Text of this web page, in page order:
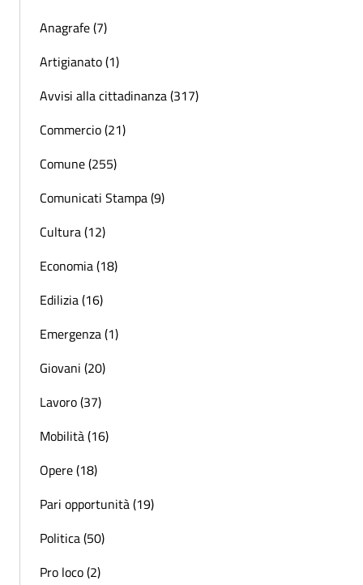
Anagrafe (7)
Artigianato (1)
Avvisi alla cittadinanza (317)
Commercio (21)
Comune (255)
Comunicati Stampa (9)
Cultura (12)
Economia (18)
Edilizia (16)
Emergenza (1)
Giovani (20)
Lavoro (37)
Mobilità (16)
Opere (18)
Pari opportunità (19)
Politica (50)
Pro loco (2)